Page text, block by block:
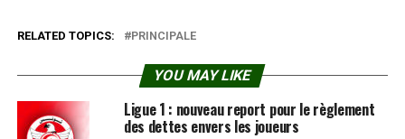
RELATED TOPICS: PRINCIPALE
YOU MAY LIKE
Ligue 1 : nouveau report pour le règlement
des dettes envers les joueurs